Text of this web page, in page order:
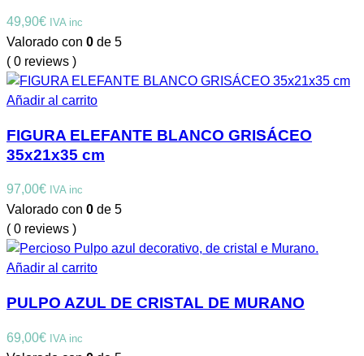
49,90€ IVA inc
Valorado con 0 de 5
( 0 reviews )
Añadir al carrito
FIGURA ELEFANTE BLANCO GRISÁCEO
35x21x35 cm
97,00€ IVA inc
Valorado con 0 de 5
( 0 reviews )
Añadir al carrito
PULPO AZUL DE CRISTAL DE MURANO
69,00€ IVA inc